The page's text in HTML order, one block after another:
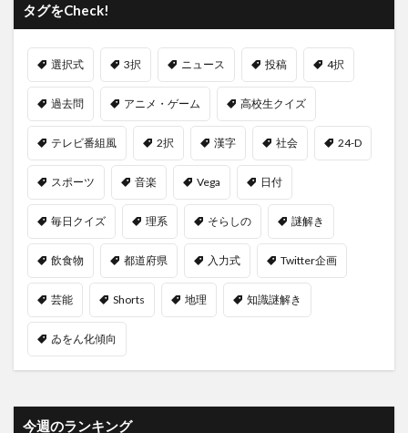
タグをCheck!
選択式 3択 ニュース 投稿 4択
過去問 アニメ・ゲーム 高校生クイズ
テレビ番組風 2択 漢字 社会 24-D
スポーツ 音楽 Vega 日付
毎日クイズ 理系 そらしの 謎解き
飲食物 都道府県 入力式 Twitter企画
芸能 Shorts 地理 知識謎解き
ゐをん化傾向
今週のランキング